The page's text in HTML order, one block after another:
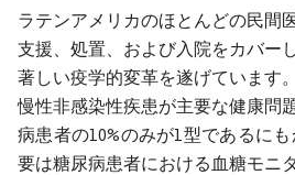
ラテンアメリカのほとんどの民間
支援、処置、および入院をカバー
著しい疫学的変革を遂げています
慢性非感染性疾患が主要な健康問
病患者の10%のみが1型であるに
要は糖尿病患者における血糖モニ